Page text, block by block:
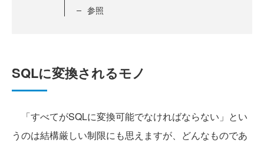
参照
SQLに変換されるモノ
「すべてがSQLに変換可能でなければならない」とい
うのは結構厳しい制限にも思えますが、どんなものであ